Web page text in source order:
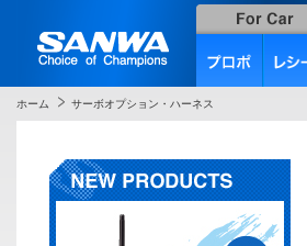
ホーム サーボオプション・ハーネス